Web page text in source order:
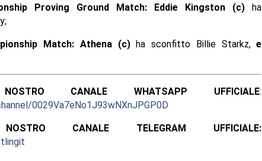
Proving Ground Match: Eddie Kingston (c)ha
Match: Athena (c)ha sconfitto Billie Starkz,e
CANALE WHATSAPP UFFICIALE:
0029Va7eNo1J93wNXnJPGP0D
CANALE TELEGRAM UFFICIALE: